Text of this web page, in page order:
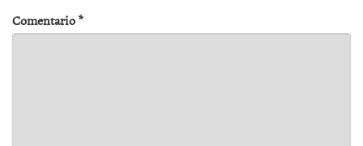
Comentario*